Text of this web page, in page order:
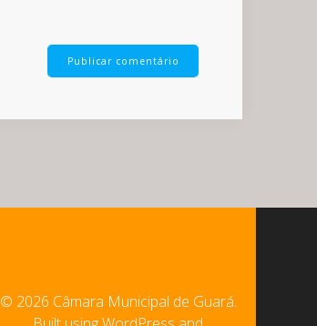
© 2026 Câmara Municipal de Guará.